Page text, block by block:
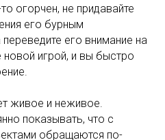
огорчен, не придавайте
его бурным
его внимание на
игрой, и вы быстро
живое и неживое.
показывать, что с
обращаются по-